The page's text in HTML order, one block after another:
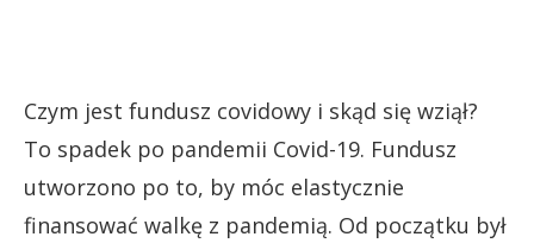
Czym jest fundusz covidowy i skąd się wziął?
To spadek po pandemii Covid-19. Fundusz
utworzono po to, by móc elastycznie
finansować walkę z pandemią. Od początku był